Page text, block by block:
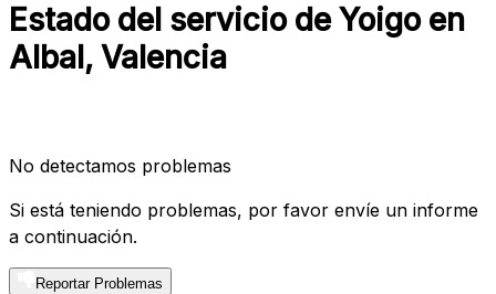
Estado del servicio de Yoigo en
Albal, Valencia
No detectamos problemas
Si está teniendo problemas, por favor envíe un informe
a continuación.
Reportar Problemas